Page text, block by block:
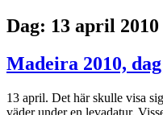
Dag: 13 april 2010
Madeira 2010,
13 april. Det här skulle visa